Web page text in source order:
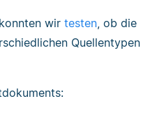
wir testen, ob die
Quellentypen